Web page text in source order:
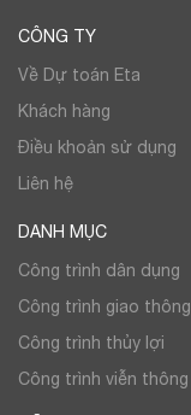
CÔNG TY
Về Dự toán Eta
Khách hàng
Điều khoản sử dụng
Liên hệ
DANH MỤC
Công trình dân dụng
Công trình giao thông
Công trình thủy lợi
Công trình viễn thông